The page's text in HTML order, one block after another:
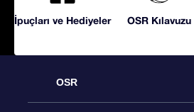
İpuçları ve Hediyeler OSR Kılavuzu
OSR